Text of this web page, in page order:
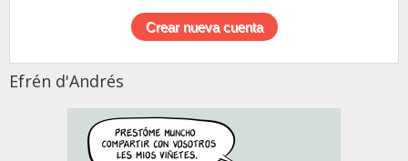
Efrén d'Andrés